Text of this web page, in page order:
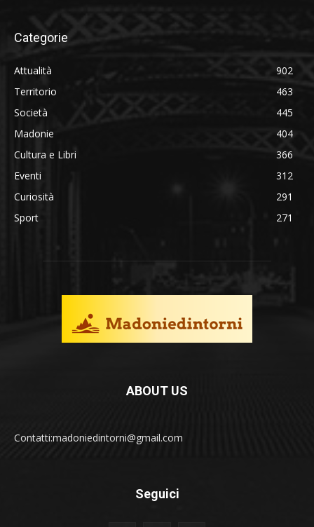
Categorie
Attualità
902
Territorio
463
Società
445
Madonie
404
Cultura e Libri
366
Eventi
312
Curiosità
291
Sport
271
ABOUT US
Contatti:madoniedintorni@gmail.com
Seguici